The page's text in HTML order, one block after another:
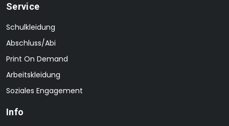
Service
Schulkleidung
Abschluss/Abi
Print On Demand
Arbeitskleidung
Soziales Engagement
Info